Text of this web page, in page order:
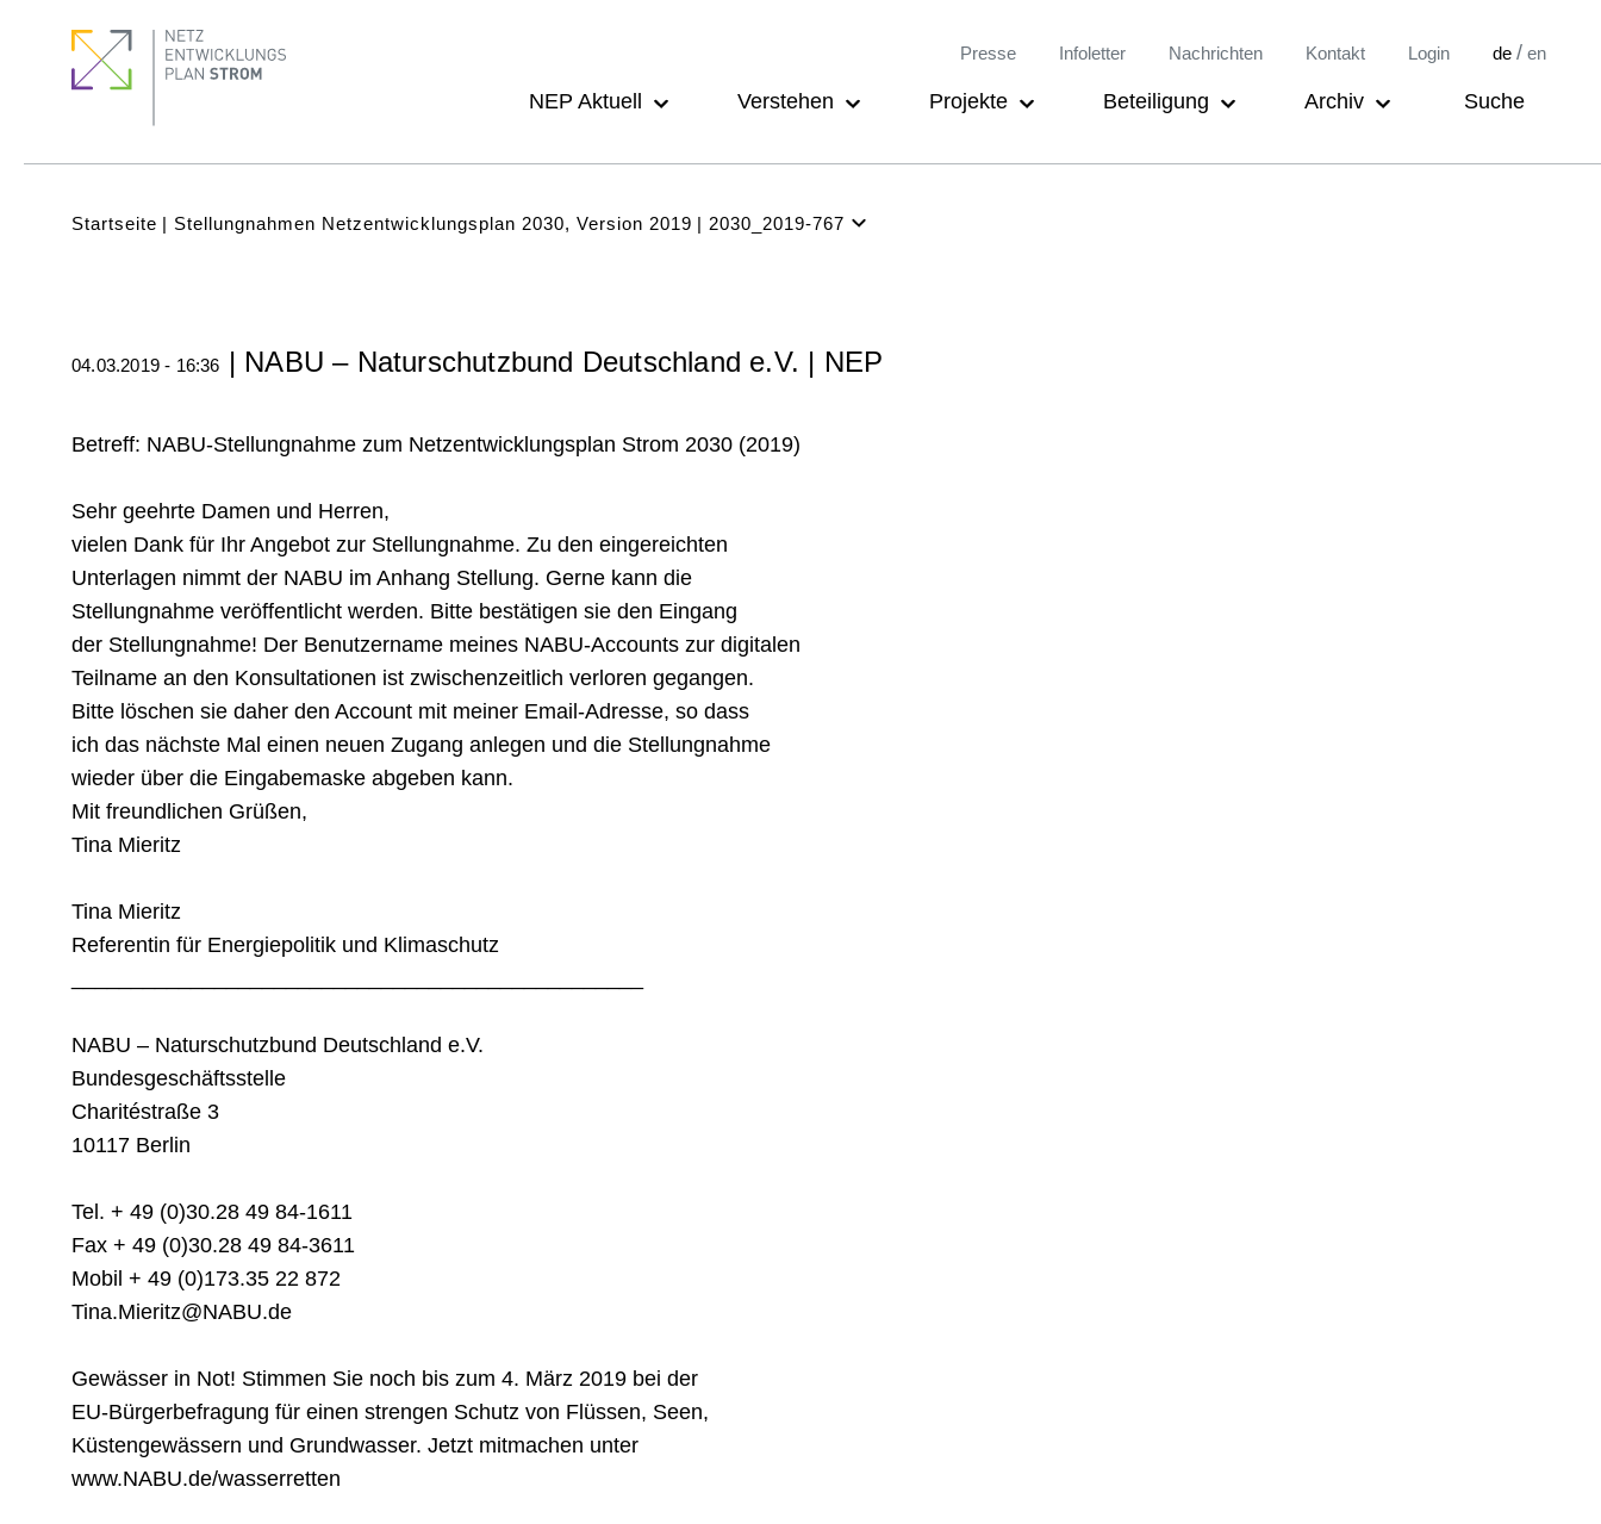
NEP Aktuell
Verstehen Projekte Beteiligung Archiv Suche
de / en
Meta-
Presse Infoletter Nachrichten Kontakt Login
(Main)Pfadnavigation
Startseite Stellungnahmen Netzentwicklungsplan 2030, Version 2019
2030_2019-767
04.03.2019 - 16:36 | NABU – Naturschutzbund Deutschland e.V. | NEP
Betreff: NABU-Stellungnahme zum Netzentwicklungsplan Strom 2030 (2019)
Sehr geehrte Damen und Herren,
vielen Dank für Ihr Angebot zur Stellungnahme. Zu den eingereichten
Unterlagen nimmt der NABU im Anhang Stellung. Gerne kann die
Stellungnahme veröffentlicht werden. Bitte bestätigen sie den Eingang
der Stellungnahme! Der Benutzername meines NABU-Accounts zur digitalen
Teilname an den Konsultationen ist zwischenzeitlich verloren gegangen.
Bitte löschen sie daher den Account mit meiner Email-Adresse, so dass
ich das nächste Mal einen neuen Zugang anlegen und die Stellungnahme
wieder über die Eingabemaske abgeben kann.
Mit freundlichen Grüßen,
Tina Mieritz
Tina Mieritz
Referentin für Energiepolitik und Klimaschutz
NABU – Naturschutzbund Deutschland e.V.
Bundesgeschäftsstelle
Charitéstraße 3
10117 Berlin
Tel. + 49 (0)30.28 49 84-1611
Fax + 49 (0)30.28 49 84-3611
Mobil + 49 (0)173.35 22 872
Tina.Mieritz@NABU.de
Gewässer in Not! Stimmen Sie noch bis zum 4. März 2019 bei der
EU-Bürgerbefragung für einen strengen Schutz von Flüssen, Seen,
Küstengewässern und Grundwasser. Jetzt mitmachen unter
www.NABU.de/wasserretten
Menu
quick
links